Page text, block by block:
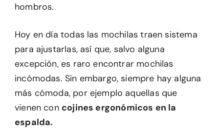
hombros.
Hoy en día todas las mochilas traen sistema
para ajustarlas, así que, salvo alguna
excepción, es raro encontrar mochilas
incómodas. Sin embargo, siempre hay alguna
más cómoda, por ejemplo aquellas que
vienen con cojines ergonómicos en la
espalda.